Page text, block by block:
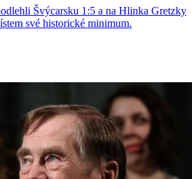
Švýcarsku 1:5 a na Hlinka Gretzky
své historické minimum.